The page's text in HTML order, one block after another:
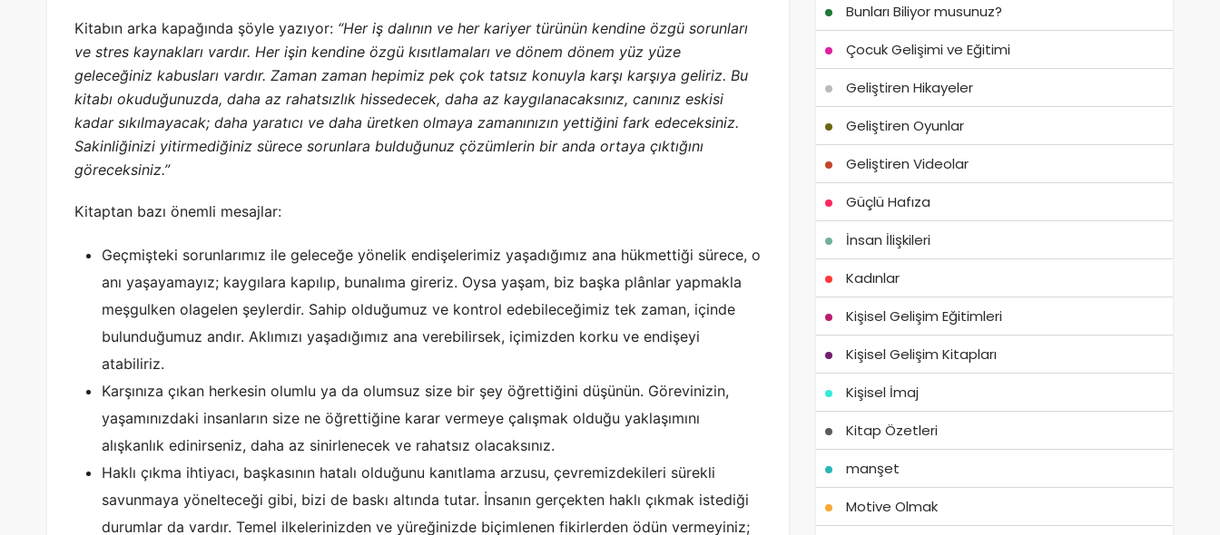
Kitabın arka kapağında şöyle yazıyor: “Her iş dalının ve her kariyer türünün kendine özgü sorunları
ve stres kaynakları vardır. Her işin kendine özgü kısıtlamaları ve dönem dönem yüz yüze
geleceğiniz kabusları vardır. Zaman zaman hepimiz pek çok tatsız konuyla karşı karşıya geliriz. Bu
kitabı okuduğunuzda, daha az rahatsızlık hissedecek, daha az kaygılanacaksınız, canınız eskisi
kadar sıkılmayacak; daha yaratıcı ve daha üretken olmaya zamanınızın yettiğini fark edeceksiniz.
Sakinliğinizi yitirmediğiniz sürece sorunlara bulduğunuz çözümlerin bir anda ortaya çıktığını
göreceksiniz.”
Kitaptan bazı önemli mesajlar:
Geçmişteki sorunlarımız ile geleceğe yönelik endişelerimiz yaşadığımız ana hükmettiği sürece, o
anı yaşayamayız; kaygılara kapılıp, bunalıma gireriz. Oysa yaşam, biz başka plânlar yapmakla
meşgulken olagelen şeylerdir. Sahip olduğumuz ve kontrol edebileceğimiz tek zaman, içinde
bulunduğumuz andır. Aklımızı yaşadığımız ana verebilirsek, içimizden korku ve endişeyi
atabiliriz.
Karşınıza çıkan herkesin olumlu ya da olumsuz size bir şey öğrettiğini düşünün. Görevinizin,
yaşamınızdaki insanların size ne öğrettiğine karar vermeye çalışmak olduğu yaklaşımını
alışkanlık edinirseniz, daha az sinirlenecek ve rahatsız olacaksınız.
Haklı çıkma ihtiyacı, başkasının hatalı olduğunu kanıtlama arzusu, çevremizdekileri sürekli
savunmaya yönelteceği gibi, bizi de baskı altında tutar. İnsanın gerçekten haklı çıkmak istediği
durumlar da vardır. Temel ilkelerinizden ve yüreğinizde biçimlenen fikirlerden ödün vermeyiniz;
Bunları Biliyor musunuz?
Çocuk Gelişimi ve Eğitimi
Geliştiren Hikayeler
Geliştiren Oyunlar
Geliştiren Videolar
Güçlü Hafıza
İnsan İlişkileri
Kadınlar
Kişisel Gelişim Eğitimleri
Kişisel Gelişim Kitapları
Kişisel İmaj
Kitap Özetleri
manşet
Motive Olmak